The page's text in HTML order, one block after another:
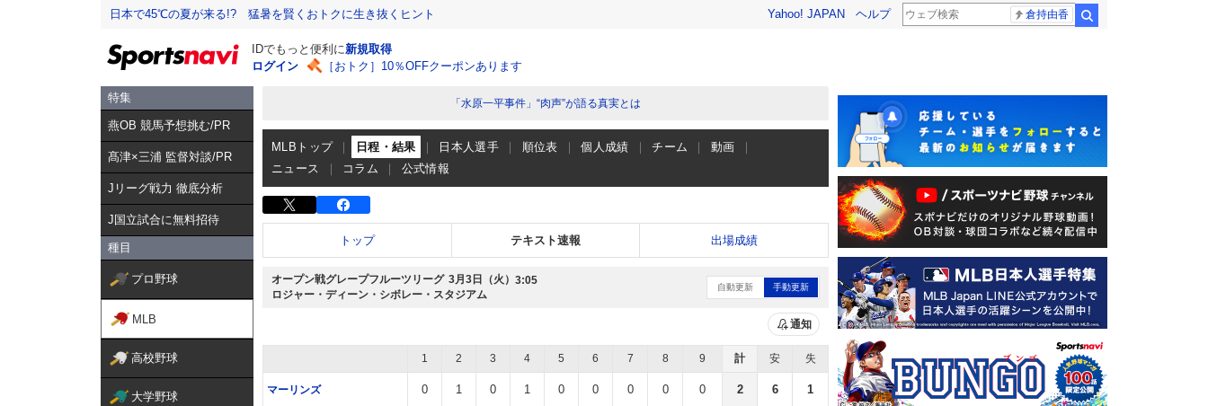
日本で45℃の夏が来る!? 猛暑を賢くおトクに生き抜くヒント Yahoo! JAPAN ヘルプ 倉持由香
IDでもっと便利に新規取得
ログイン
［おトク］10％OFFクーポンあります
特集
燕OB 競馬予想挑む/PR
髙津×三浦 監督対談/PR
Jリーグ戦力 徹底分析
J国立試合に無料招待
種目
プロ野球
MLB
高校野球
大学野球
「水原一平事件」“肉声”が語る真実とは
MLBトップ 日程・結果 日本人選手 順位表 個人成績 チーム
動画
ニュース
コラム 公式情報
トップ テキスト速報 出場成績
オープン戦グレープフルーツリーグ 3月3日（火） 3:05
ロジャー・ディーン・シボレー・スタジアム
自動更新 手動更新
通知
1 2 3 4 5 6 7 8 9 計 安 失
マーリンズ 0 1 0 1 0 0 0 0 0 2 6 1